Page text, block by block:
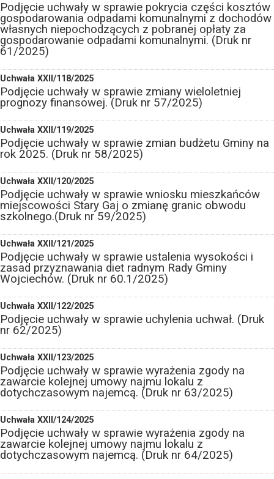
Podjęcie uchwały w sprawie pokrycia części kosztów
gospodarowania odpadami komunalnymi z dochodów
własnych niepochodzących z pobranej opłaty za
gospodarowanie odpadami komunalnymi. (Druk nr
61/2025)
Uchwała XXII/118/2025
Podjęcie uchwały w sprawie zmiany wieloletniej
prognozy finansowej. (Druk nr 57/2025)
Uchwała XXII/119/2025
Podjęcie uchwały w sprawie zmian budżetu Gminy na
rok 2025. (Druk nr 58/2025)
Uchwała XXII/120/2025
Podjęcie uchwały w sprawie wniosku mieszkańców
miejscowości Stary Gaj o zmianę granic obwodu
szkolnego.(Druk nr 59/2025)
Uchwała XXII/121/2025
Podjęcie uchwały w sprawie ustalenia wysokości i
zasad przyznawania diet radnym Rady Gminy
Wojciechów. (Druk nr 60.1/2025)
Uchwała XXII/122/2025
Podjęcie uchwały w sprawie uchylenia uchwał. (Druk
nr 62/2025)
Uchwała XXII/123/2025
Podjęcie uchwały w sprawie wyrażenia zgody na
zawarcie kolejnej umowy najmu lokalu z
dotychczasowym najemcą. (Druk nr 63/2025)
Uchwała XXII/124/2025
Podjęcie uchwały w sprawie wyrażenia zgody na
zawarcie kolejnej umowy najmu lokalu z
dotychczasowym najemcą. (Druk nr 64/2025)